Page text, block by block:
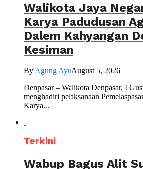
Walikota Jaya
Karya Padudusan
Dalem Kahyangan
Kesiman
By Agung AyuAugust 5, 2026
Denpasar – Walikota Denpasar, I
menghadiri pelaksanaan
Karya...
Terkini
Wabup Bagus Alit